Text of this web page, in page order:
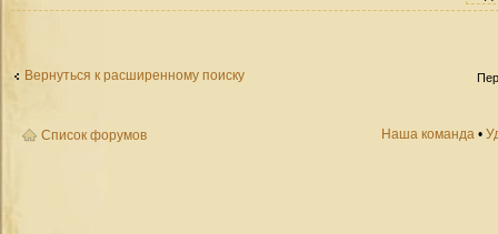
Вернуться к расширенному поиску
Список форумов Наша команда •